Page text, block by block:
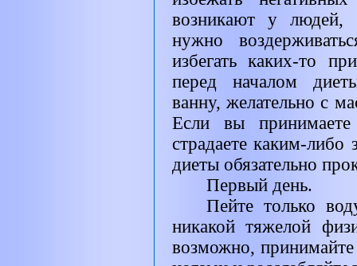
возникают у людей,
нужно
избегать каких-то
перед началом
ванну, желательно с
Если вы принимаете
страдаете каким-либо
диеты обязательно
Первый день.
Пейте только
никакой тяжелой
возможно,